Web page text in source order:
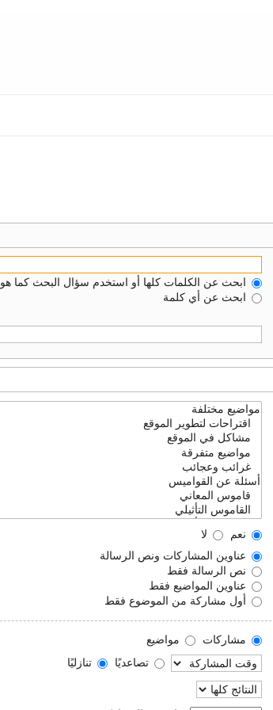
ابحث عن الكلمات كلها أو استخدم سؤال البحث كما هو
ابحث عن أي كلمة
نعم
لا
عناوين المشاركات ونص الرسالة
نص الرسالة فقط
عناوين المواضيع فقط
أول مشاركة من الموضوع فقط
مشاركات
مواضيع
تصاعديًا
تنازليًا